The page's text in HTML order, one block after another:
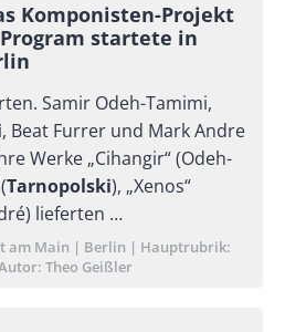
Komponisten-Projekt
startete in
Samir Odeh-Tamimi,
, Beat Furrer und Mark Andre
Werke „Cihangir“ (Odeh-
Tarnopolski), „Xenos“
lieferten …
am Main Berlin
Hauptrubrik
Theo Geißler